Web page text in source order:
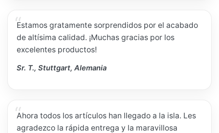
Estamos gratamente sorprendidos por el acabado
de altísima calidad. ¡Muchas gracias por los
excelentes productos!
Sr. T., Stuttgart, Alemania
Ahora todos los artículos han llegado a la isla. Les
agradezco la rápida entrega y la maravillosa